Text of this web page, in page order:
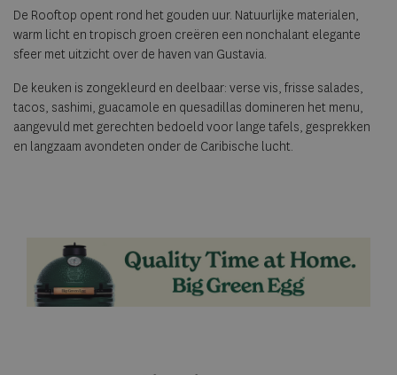
De Rooftop opent rond het gouden uur. Natuurlijke materialen,
warm licht en tropisch groen creëren een nonchalant elegante
sfeer met uitzicht over de haven van Gustavia.
De keuken is zongekleurd en deelbaar: verse vis, frisse salades,
tacos, sashimi, guacamole en quesadillas domineren het menu,
aangevuld met gerechten bedoeld voor lange tafels, gesprekken
en langzaam avondeten onder de Caribische lucht.